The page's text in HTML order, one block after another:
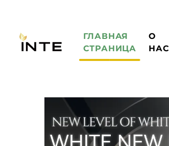
ГЛАВНАЯ
СТРАНИЦА
О
НАС